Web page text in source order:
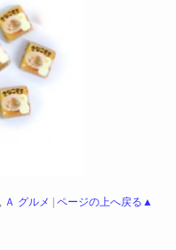
Ａ グルメ | ページの上へ戻る▲